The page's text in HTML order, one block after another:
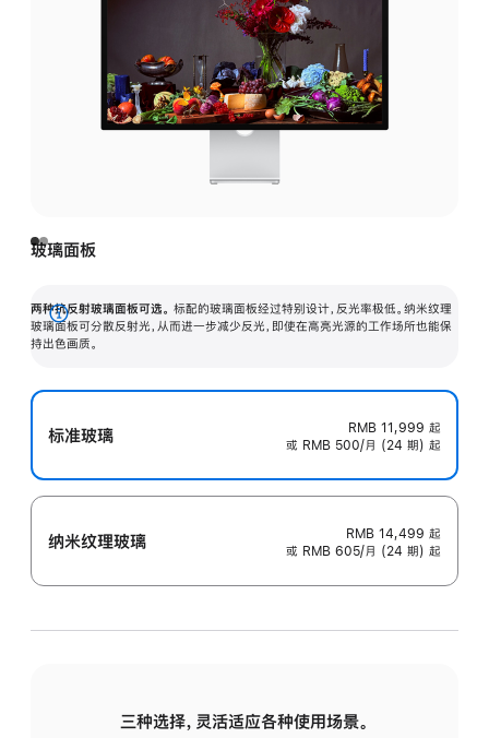
玻璃面板
两种抗反射玻璃面板可选。 标配的玻璃面板经过特别设计，反光率极低。纳米纹理
玻璃面板可分散反射光，从而进一步减少反光，即使在高亮光源的工作场所也能保
持出色画质。
展
开
标准玻璃 RMB 11,999 起
或 RMB 500/月 (24 期) 起
纳米纹理玻璃 RMB 14,499 起
或 RMB 605/月 (24 期) 起
三种选择，灵活适应各种使用场景。